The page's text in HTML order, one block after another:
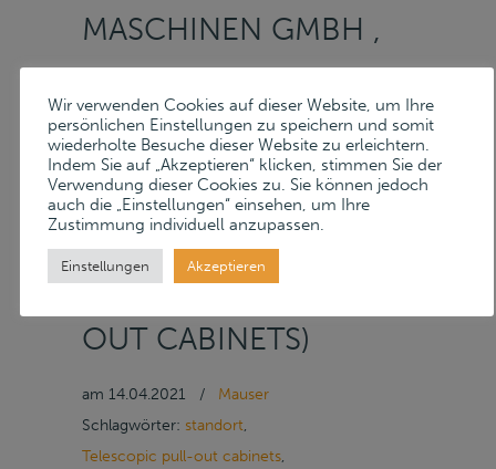
MASCHINEN GMBH ,
BIS 19.4.2021 – POS.
293: 3
( TELESCOPIC PULL-
OUT CABINETS)
am 14.04.2021 /
Mauser
Schlagwörter: standort,
Telescopic pull-out cabinets,
Wir verwenden Cookies auf dieser Website, um Ihre
persönlichen Einstellungen zu speichern und somit
wiederholte Besuche dieser Website zu erleichtern.
Indem Sie auf „Akzeptieren“ klicken, stimmen Sie der
Verwendung dieser Cookies zu. Sie können jedoch
auch die „Einstellungen“ einsehen, um Ihre
Zustimmung individuell anzupassen.
Einstellungen Akzeptieren